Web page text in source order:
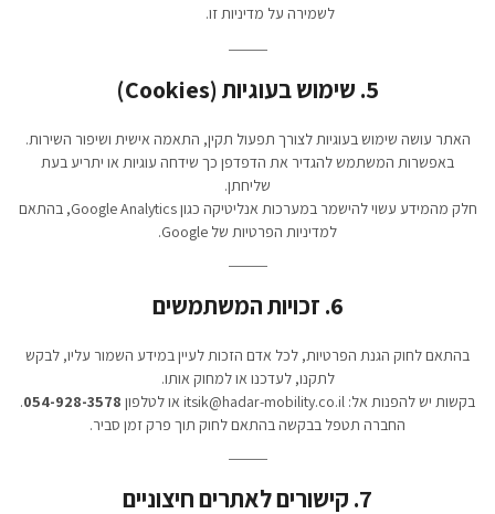
לשמירה על מדיניות זו.
5. שימוש בעוגיות (Cookies)
האתר עושה שימוש בעוגיות לצורך תפעול תקין, התאמה אישית ושיפור השירות.
באפשרות המשתמש להגדיר את הדפדפן כך שידחה עוגיות או יתריע בעת
שליחתן.
חלק מהמידע עשוי להישמר במערכות אנליטיקה כגון Google Analytics, בהתאם
למדיניות הפרטיות של Google.
6. זכויות המשתמשים
בהתאם לחוק הגנת הפרטיות, לכל אדם הזכות לעיין במידע השמור עליו, לבקש
לתקנו, לעדכנו או למחוק אותו.
בקשות יש להפנות אל: itsik@hadar-mobility.co.il או לטלפון
054-928-3578
.
החברה תטפל בבקשה בהתאם לחוק תוך פרק זמן סביר.
7. קישורים לאתרים חיצוניים